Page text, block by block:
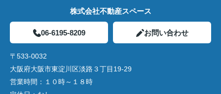
株式会社不動産スペース
06-6195-8209 お問い合わせ
〒533-0032
大阪府大阪市東淀川区淡路３丁目19-29
営業時間： １０時～１８時